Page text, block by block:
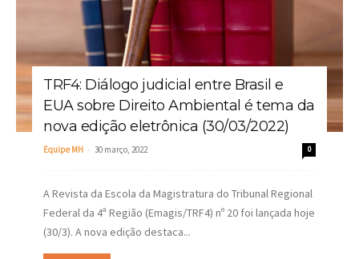
TRF4: Diálogo judicial entre Brasil e
EUA sobre Direito Ambiental é tema da
nova edição eletrônica (30/03/2022)
Equipe MH - 30 março, 2022 0
A Revista da Escola da Magistratura do Tribunal Regional
Federal da 4ª Região (Emagis/TRF4) nº 20 foi lançada hoje
(30/3). A nova edição destaca...